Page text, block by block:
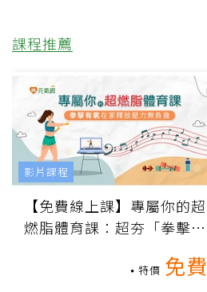
課程推薦
【免費線上課】專屬你的超
燃脂體育課：超夯「拳擊有
特價 免費
影片課程